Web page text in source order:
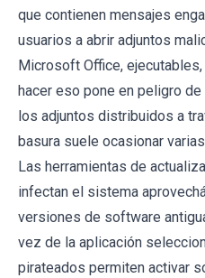
que contienen mensajes
usuarios a abrir adjuntos
Microsoft Office,
hacer eso pone en peligro
los adjuntos distribuidos a
basura suele ocasionar
Las herramientas de
infectan el sistema
versiones de software
vez de la aplicación
pirateados permiten activar